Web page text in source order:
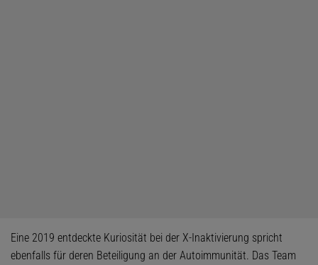
Eine 2019 entdeckte Kuriosität bei der X-Inaktivierung spricht
ebenfalls für deren Beteiligung an der Autoimmunität. Das Team